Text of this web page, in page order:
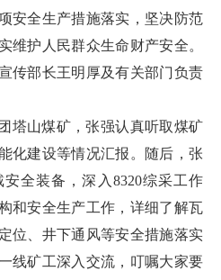
安全生产措施落实，坚决防范
维护人民群众生命财产安全。
传部长王明厚及有关部门负责
塔山煤矿，张强认真听取煤矿
化建设等情况汇报。随后，张
全装备，深入8320综采工作
和安全生产工作，详细了解瓦
位、井下通风等安全措施落实
线矿工深入交流，叮嘱大家要